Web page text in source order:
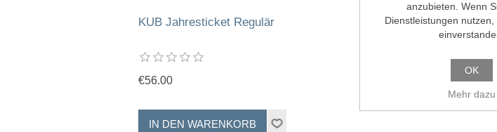
KUB Jahresticket Regulär
€56.00
anzubieten. Wenn
Dienstleistungen
OK
Mehr dazu